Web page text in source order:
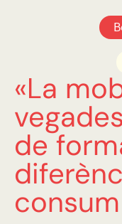
«La
de